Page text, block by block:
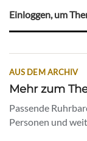
Einloggen, um
AUS DEM ARCHIV
Mehr zum
Passende
Personen und